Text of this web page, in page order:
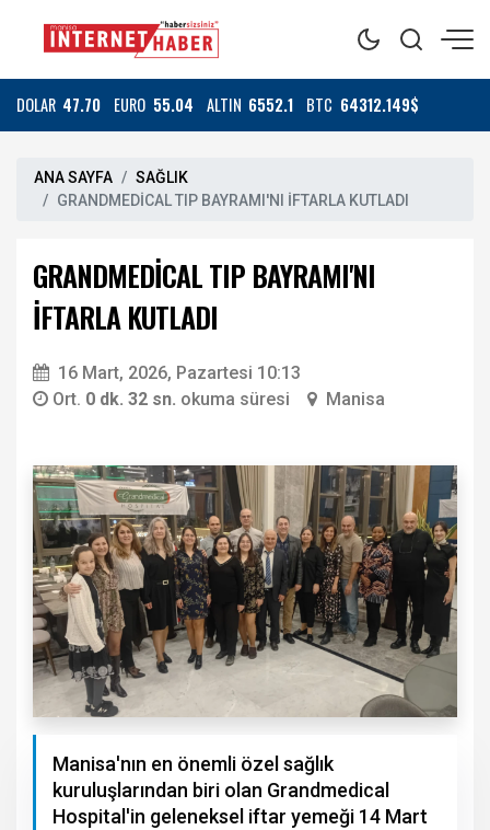
DOLAR 47.70 EURO 55.04 ALTIN 6552.1 BTC 64312.149$
ANA SAYFA
SAĞLIK
GRANDMEDİCAL TIP BAYRAMI'NI İFTARLA KUTLADI
GRANDMEDİCAL TIP BAYRAMI'NI
İFTARLA KUTLADI
16 Mart, 2026, Pazartesi 10:13
Ort. 0 dk. 32 sn. okuma süresi Manisa
Manisa'nın en önemli özel sağlık
kuruluşlarından biri olan Grandmedical
Hospital'in geleneksel iftar yemeği 14 Mart